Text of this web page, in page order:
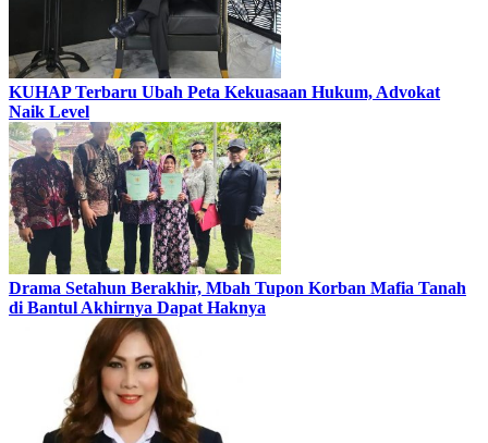
KUHAP Terbaru Ubah Peta Kekuasaan Hukum, Advokat
Naik Level
Drama Setahun Berakhir, Mbah Tupon Korban Mafia Tanah
di Bantul Akhirnya Dapat Haknya